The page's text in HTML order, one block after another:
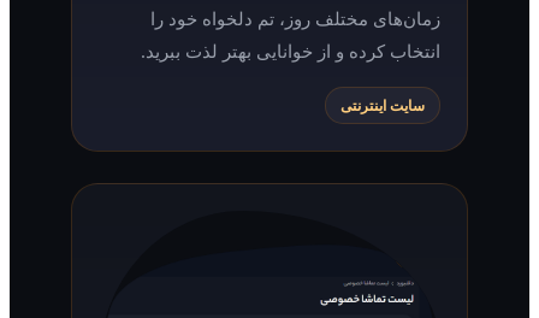
زمان‌های مختلف روز، تم دلخواه خود را
انتخاب کرده و از خوانایی بهتر لذت ببرید.
سایت اینترنتی